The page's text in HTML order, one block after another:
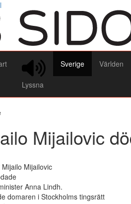
Lyssna
Sverige Världen
Mijailovic
Mijailo Mijailovic
Anna Lindh.
domaren i Stockholms tingsrätt